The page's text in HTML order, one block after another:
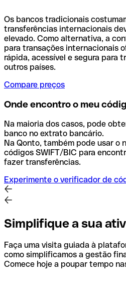
Os bancos tradicionais
transferências internacionais
elevado. Como alternativa, a
para transações internacionais
rápida, acessível e segura para
outros países.
Compare preços
Onde encontro o meu
Na maioria dos casos, pode
banco no extrato bancário.
Na Qonto, também pode usar o
códigos SWIFT/BIC para
fazer transferências.
Experimente o verificador de
Simplifique a sua
Faça uma visita guiada à
como simplificamos a gestão
Comece hoje a poupar tempo